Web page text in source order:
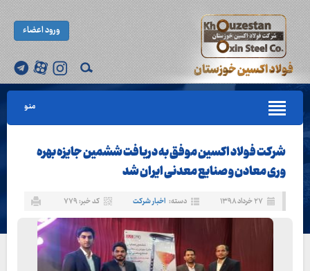
ورود اعضاء
منو
شرکت فولاد اکسین موفق به دریافت ششمین جایزه بهره
وری معادن و صنایع معدنی ایران شد
۲۷ خرداد ۱۳۹۸ دسته: اخبار شرکت کد خبر: ۷۷۹